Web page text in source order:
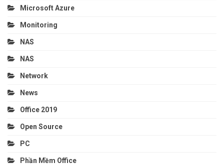
Microsoft Azure
Monitoring
NAS
NAS
Network
News
Office 2019
Open Source
PC
Phần Mềm Office